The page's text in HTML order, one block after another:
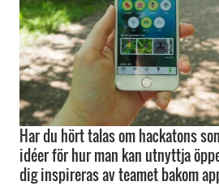
Har du hört talas om hackatons
idéer för hur man kan utnyttja
dig inspireras av teamet bakom